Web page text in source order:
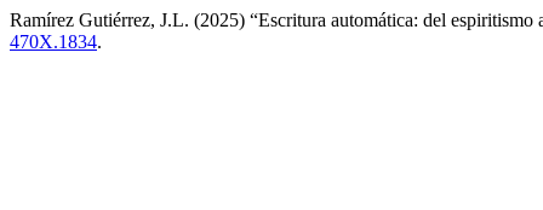
Ramírez Gutiérrez, J.L. (2025) “Escritura automática: del
470X.1834.